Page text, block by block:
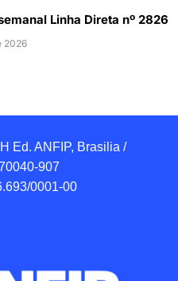
Linha Direta nº 2826
2026
Ed. ANFIP, Brasilia /
907
0001-00